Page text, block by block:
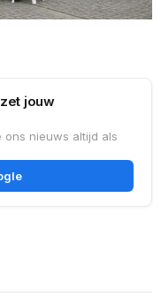
jouw
ons nieuws altijd als